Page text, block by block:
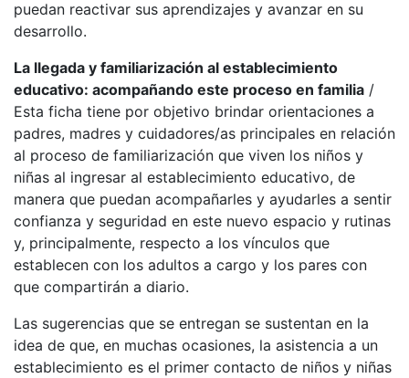
puedan reactivar sus aprendizajes y avanzar en su
desarrollo.
La llegada y familiarización al establecimiento
educativo: acompañando este proceso en familia /
Esta ficha tiene por objetivo brindar orientaciones a
padres, madres y cuidadores/as principales en relación
al proceso de familiarización que viven los niños y
niñas al ingresar al establecimiento educativo, de
manera que puedan acompañarles y ayudarles a sentir
confianza y seguridad en este nuevo espacio y rutinas
y, principalmente, respecto a los vínculos que
establecen con los adultos a cargo y los pares con
que compartirán a diario.
Las sugerencias que se entregan se sustentan en la
idea de que, en muchas ocasiones, la asistencia a un
establecimiento es el primer contacto de niños y niñas